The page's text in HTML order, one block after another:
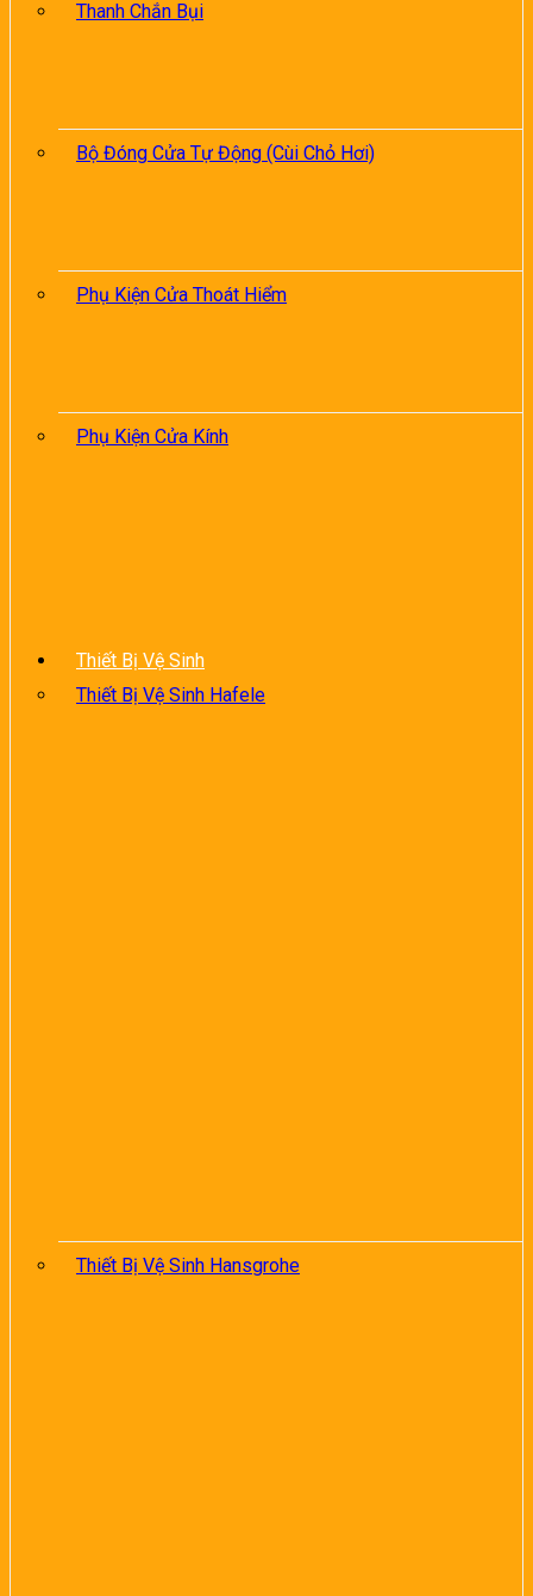
Thanh Chắn Bụi
Bộ Đóng Cửa Tự Động (Cùi Chỏ Hơi)
Phụ Kiện Cửa Thoát Hiểm
Phụ Kiện Cửa Kính
Thiết Bị Vệ Sinh
Thiết Bị Vệ Sinh Hafele
Thiết Bị Vệ Sinh Hansgrohe